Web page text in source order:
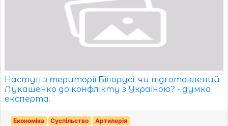
Наступ з території Білорусі: чи підготовлений
Лукашенко до конфлікту з Україною? - думка
експерта.
Економіка Суспільство Артилерія